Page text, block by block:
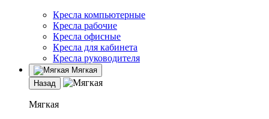
Кресла компьютерные
Кресла рабочие
Кресла офисные
Кресла для кабинета
Кресла руководителя
Мягкая
Назад
Мягкая